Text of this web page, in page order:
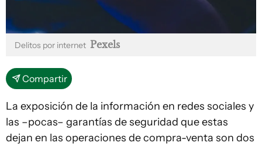
Delitos por internet Pexels
Compartir
La exposición de la información en redes sociales y
las –pocas– garantías de seguridad que estas
dejan en las operaciones de compra-venta son dos